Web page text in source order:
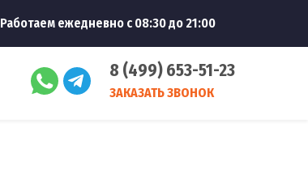
Работаем ежедневно с 08:30 до 21:00
8 (499) 653-51-23
ЗАКАЗАТЬ ЗВОНОК